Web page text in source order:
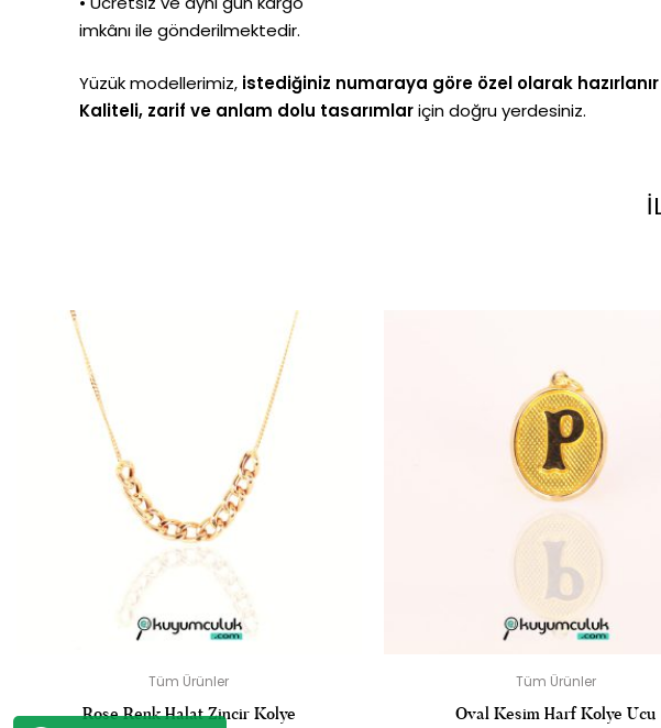
imkânı ile gönderilmektedir.
Yüzük modellerimiz, istediğiniz numaraya göre özel olarak hazırlanır
Kaliteli, zarif ve anlam dolu tasarımlariçin doğru yerdesiniz.
Tüm Ürünler
Rose Renk Halat Zincir Kolye
Tüm Ürünler
Oval Kesim Harf Kolye Ucu
“V MODEL 14 AYAR
E-posta adresiniz